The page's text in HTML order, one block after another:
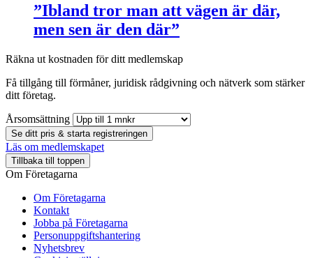
”Ibland tror man att vägen är där,
men sen är den där”
Räkna ut kostnaden för ditt medlemskap
Få tillgång till förmåner, juridisk rådgivning och nätverk som stärker
ditt företag.
Årsomsättning
Se ditt pris & starta registreringen
Läs om medlemskapet
Tillbaka till toppen
Om Företagarna
Om Företagarna
Kontakt
Jobba på Företagarna
Personuppgiftshantering
Nyhetsbrev